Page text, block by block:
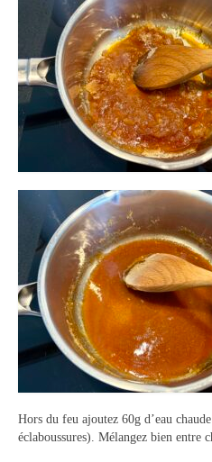
Hors du feu ajoutez 60g d’eau
éclaboussures). Mélangez bien entre